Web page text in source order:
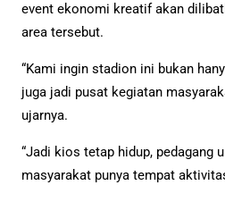
event ekonomi kreatif akan
area tersebut.
“Kami ingin stadion ini bukan
juga jadi pusat kegiatan
ujarnya.
“Jadi kios tetap hidup, pedagang
masyarakat punya tempat